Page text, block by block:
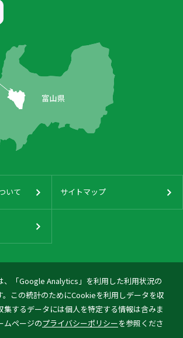
、「Google Analytics」を利用した利用状況の
。この統計のためにCookieを利用しデータを収
集するデータには個人を特定する情報は含みま
ムページのプライバシーポリシーを参照くださ
いて サイトマップ